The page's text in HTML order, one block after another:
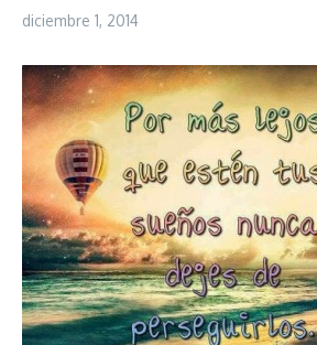
diciembre 1, 2014